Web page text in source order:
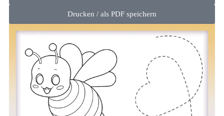
Drucken / als PDF speichern